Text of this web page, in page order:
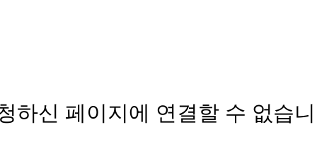
하신 페이지에 연결할 수 없습